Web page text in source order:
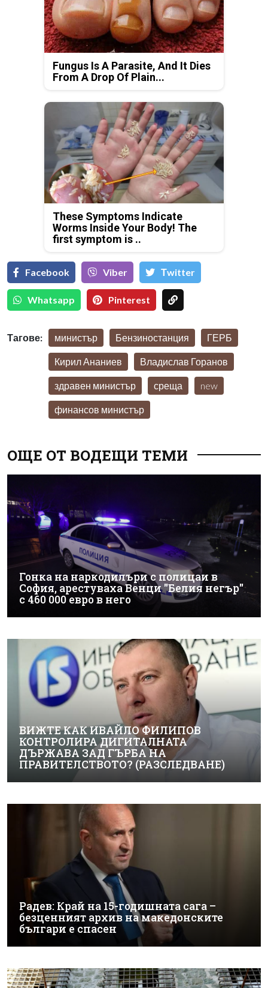
Fungus Is A Parasite, And It Dies
From A Drop Of Plain...
These Symptoms Indicate
Worms Inside Your Body! The
first symptom is ..
Facebook Viber Тwitter
Whatsapp Pinterest
Тагове: министър Бензиностанция ГЕРБ
Кирил Ананиев Владислав Горанов
здравен министър среща new
финансов министър
ОЩЕ ОТ ВОДЕЩИ ТЕМИ
Гонка на наркодилъри с полицаи в
София, арестуваха Венци "Белия негър"
с 460 000 евро в него
ВИЖТЕ КАК ИВАЙЛО ФИЛИПОВ
КОНТРОЛИРА ДИГИТАЛНАТА
ДЪРЖАВА ЗАД ГЪРБА НА
ПРАВИТЕЛСТВОТО? (РАЗСЛЕДВАНЕ)
Радев: Край на 15-годишната сага –
безценният архив на македонските
българи е спасен